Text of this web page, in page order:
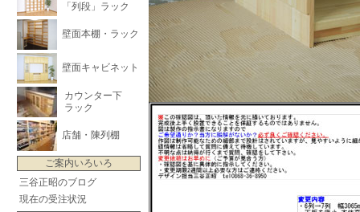
「列段」ラック
壁面本棚・ラック
壁面キャビネット
カウンター下
ラック
店舗・陳列棚
ご案内いろいろ
三谷正昭のブログ
現在の受注状況